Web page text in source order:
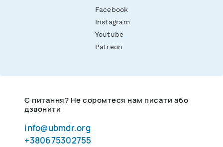
Facebook
Instagram
Youtube
Patreon
Є питання? Не соромтеся нам писати або
дзвонити
info@ubmdr.org
+380675302755